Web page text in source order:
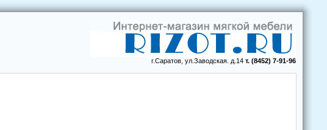
г.Саратов, ул.Заводская. д.14 т. (8452) 7-91-96